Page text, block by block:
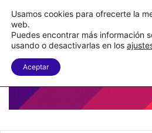
Menu
Usamos cookies para ofrecerte la
web.
Puedes encontrar más información
usando o desactivarlas en los
Aceptar